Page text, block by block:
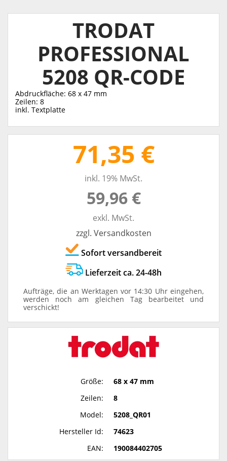
TRODAT
PROFESSIONAL
5208 QR-CODE
Abdruckfläche: 68 x 47 mm
Zeilen: 8
inkl. Textplatte
71,35 €
inkl. 19% MwSt.
59,96 €
exkl. MwSt.
zzgl. Versandkosten
Sofort versandbereit
Lieferzeit ca. 24-48h
Aufträge, die an Werktagen vor 14:30 Uhr eingehen,
werden noch am gleichen Tag bearbeitet und
verschickt!
Größe:
68 x 47 mm
Zeilen:
8
Model:
5208_QR01
Hersteller Id:
74623
EAN:
190084402705